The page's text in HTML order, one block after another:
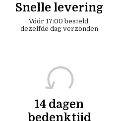
Snelle levering
Vóór 17:00 besteld,
dezelfde dag verzonden
14 dagen
bedenktijd